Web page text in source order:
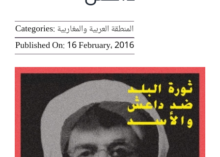
افتتاحية موقع المناضل-ة
Categories: المنطقة العربية والمغاربية
Published On: 16 February، 2016